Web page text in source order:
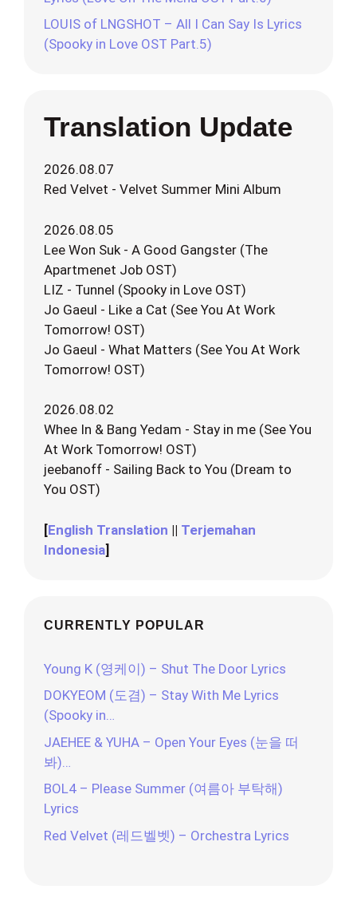
LOUIS of LNGSHOT – All I Can Say Is Lyrics
(Spooky in Love OST Part.5)
Translation Update
2026.08.07
Red Velvet - Velvet Summer Mini Album
2026.08.05
Lee Won Suk - A Good Gangster (The
Apartmenet Job OST)
LIZ - Tunnel (Spooky in Love OST)
Jo Gaeul - Like a Cat (See You At Work
Tomorrow! OST)
Jo Gaeul - What Matters (See You At Work
Tomorrow! OST)
2026.08.02
Whee In & Bang Yedam - Stay in me (See You
At Work Tomorrow! OST)
jeebanoff - Sailing Back to You (Dream to
You OST)
[English Translation || Terjemahan
Indonesia]
CURRENTLY POPULAR
Young K (영케이) – Shut The Door Lyrics
DOKYEOM (도겸) – Stay With Me Lyrics
(Spooky in…
JAEHEE & YUHA – Open Your Eyes (눈을 떠
봐)…
BOL4 – Please Summer (여름아 부탁해)
Lyrics
Red Velvet (레드벨벳) – Orchestra Lyrics